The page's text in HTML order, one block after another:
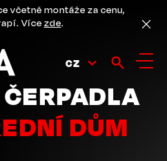
včetně montáže za cenu,
Více zde.
CZ
DŮM